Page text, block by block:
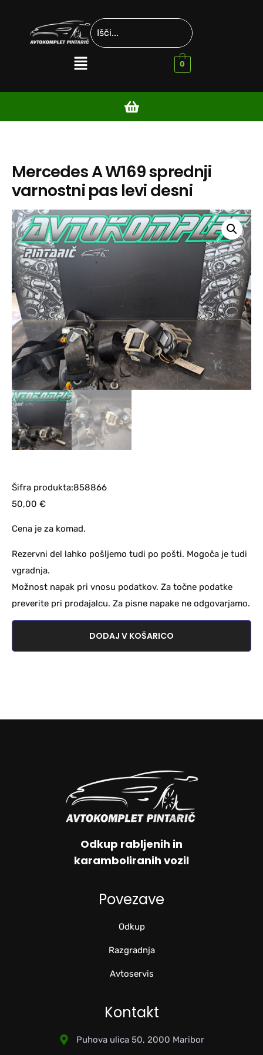
0
Mercedes A W169 sprednji
varnostni pas levi desni
Šifra produkta:858866
50,00 €
Cena je za komad.
Rezervni del lahko pošljemo tudi po pošti. Mogoča je tudi
vgradnja.
Možnost napak pri vnosu podatkov. Za točne podatke
preverite pri prodajalcu. Za pisne napake ne odgovarjamo.
DODAJ V KOŠARICO
Odkup rabljenih in
karamboliranih vozil
Povezave
Odkup
Razgradnja
Avtoservis
Kontakt
Puhova ulica 50, 2000 Maribor